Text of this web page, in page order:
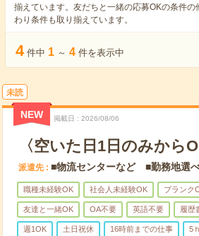
揃えています。友だちと一緒の応募OKの条件の
わり条件も取り揃えています。
4 件中 1 ～ 4 件を表示中
未読
NEW 掲載日 2026/08/06
〈空いた日1日のみから
派遣先 ■物流センターなど ■勤務地選
職種未経験OK 社会人未経験OK ブランク
友達と一緒OK OA不要 英語不要 履歴
週1OK 土日祝休 16時前までの仕事 5